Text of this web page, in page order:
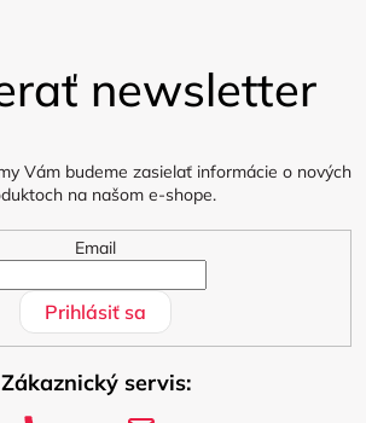
newsletter
Vám budeme zasielať informácie o nových
na našom e-shope.
Email
Prihlásiť sa
Zákaznický servis: